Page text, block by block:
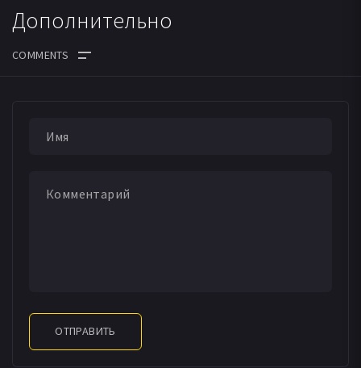
Дополнительно
ОТПРАВИТЬ